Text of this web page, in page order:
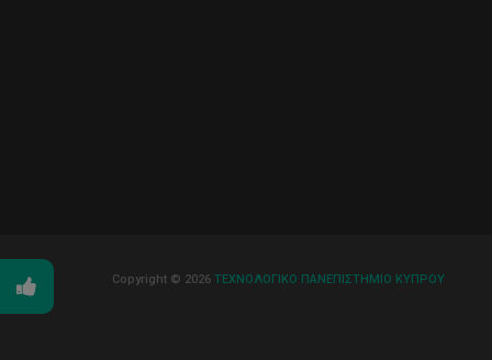
Copyright © 2026 ΤΕΧΝΟΛΟΓΙΚΟ ΠΑΝΕΠΙΣΤΗΜΙΟ ΚΥΠΡΟΥ